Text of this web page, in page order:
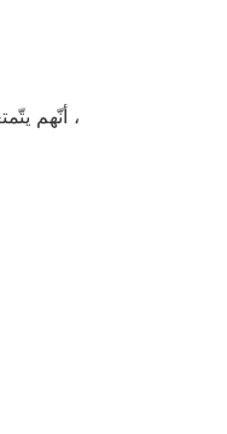
أنّهم يتّمتعون بكلّ ما يلزم من المهارات والدراية الفنية ويملكون المعدات الخاصة اللازمة لاتمام الخدمة بالقاهره والمحافظات ،